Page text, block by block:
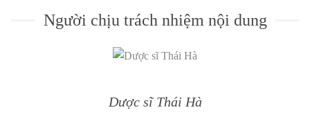
Người chịu trách nhiệm nội dung
Dược sĩ Thái Hà